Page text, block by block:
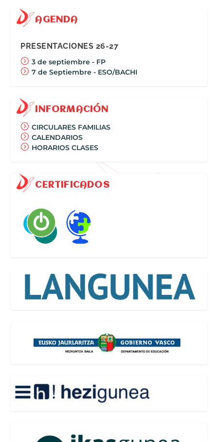
AGENDA
PRESENTACIONES 26-27
3 de septiembre - FP
7 de Septiembre - ESO/BACHI
INFORMACIÓN
CIRCULARES FAMILIAS
CALENDARIOS
HORARIOS CLASES
CERTIFICADOS